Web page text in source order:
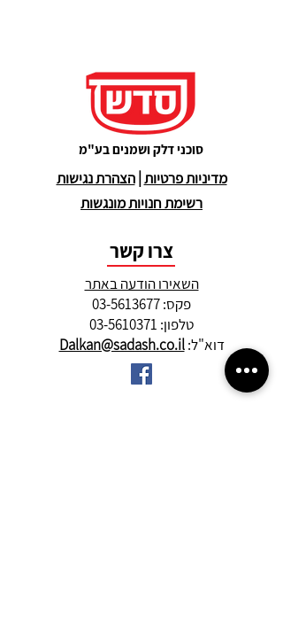
סוכני דלק ושמנים בע"מ
מדיניות פרטיות |הצהרת נגישות
רשימת חנויות מונגשות
צרו קשר
השאירו הודעה באתר
פקס:03-5613677
טלפון: 03-5610371
דוא"ל:Dalkan@sadash.co.il